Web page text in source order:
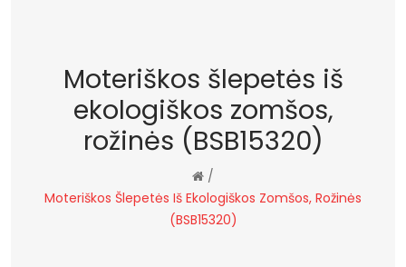
Moteriškos šlepetės iš
ekologiškos zomšos,
rožinės (BSB15320)
/
Moteriškos Šlepetės Iš Ekologiškos Zomšos, Rožinės
(BSB15320)